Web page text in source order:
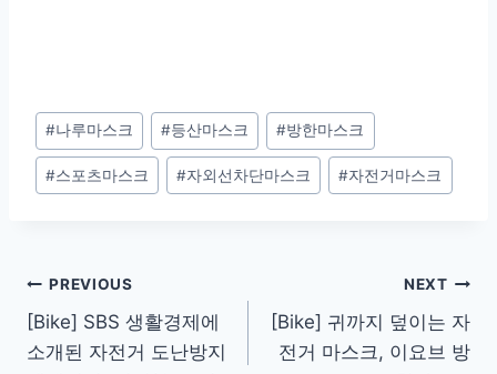
Post
Tags:
#나루마스크 #등산마스크 #방한마스크
#스포츠마스크 #자외선차단마스크 #자전거마스크
Post
navigation
PREVIOUS
[Bike] SBS 생활경제에
소개된 자전거 도난방지
NEXT
[Bike] 귀까지 덮이는 자
전거 마스크, 이요브 방